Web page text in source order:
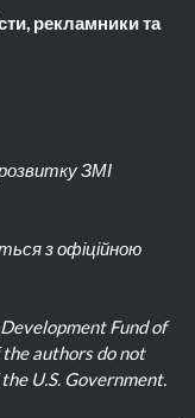
рекламники та
ЗМІ
з офіційною
Fund of
the authors do not
U.S. Government.